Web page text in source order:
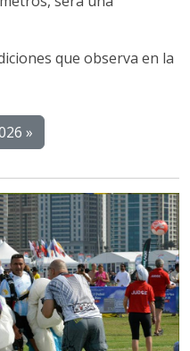
que observa en la
»